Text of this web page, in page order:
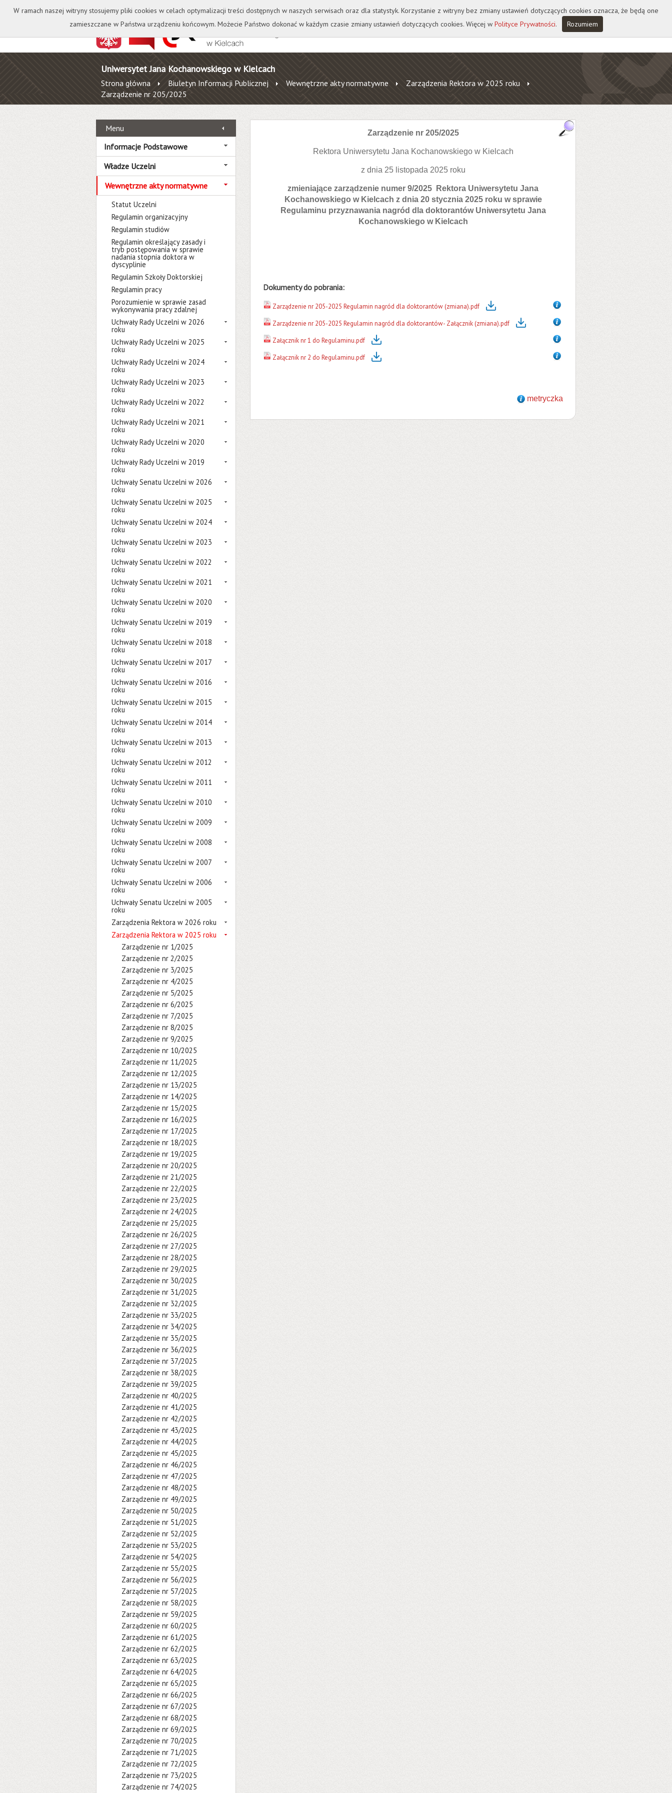
Kontakt Biblioteka Wydawnictwo Wirtualna Uczelnia A A A A
Uniwersytet Jana Kochanowskiego w Kielcach
Strona główna Biuletyn Informacji Publicznej Wewnętrzne akty normatywne
Zarządzenia Rektora w 2025 roku
Zarządzenie nr 205/2025
Menu
Informacje Podstawowe
Władze Uczelni
Wewnętrzne akty normatywne
Statut Uczelni
Regulamin organizacyjny
Regulamin studiów
Regulamin określający zasady i
tryb postępowania w sprawie
nadania stopnia doktora w
dyscyplinie
Regulamin Szkoły Doktorskiej
Regulamin pracy
Porozumienie w sprawie zasad
wykonywania pracy zdalnej
Uchwały Rady Uczelni w 2026
roku
Uchwały Rady Uczelni w 2025
roku
Uchwały Rady Uczelni w 2024
roku
Uchwały Rady Uczelni w 2023
roku
Uchwały Rady Uczelni w 2022
roku
Uchwały Rady Uczelni w 2021
roku
Uchwały Rady Uczelni w 2020
roku
Uchwały Rady Uczelni w 2019
roku
Uchwały Senatu Uczelni w 2026
roku
Uchwały Senatu Uczelni w 2025
roku
Uchwały Senatu Uczelni w 2024
roku
Uchwały Senatu Uczelni w 2023
roku
Uchwały Senatu Uczelni w 2022
roku
Uchwały Senatu Uczelni w 2021
roku
Uchwały Senatu Uczelni w 2020
roku
Uchwały Senatu Uczelni w 2019
roku
Uchwały Senatu Uczelni w 2018
roku
Uchwały Senatu Uczelni w 2017
roku
Uchwały Senatu Uczelni w 2016
roku
Uchwały Senatu Uczelni w 2015
roku
Uchwały Senatu Uczelni w 2014
roku
Uchwały Senatu Uczelni w 2013
roku
Uchwały Senatu Uczelni w 2012
roku
Uchwały Senatu Uczelni w 2011
roku
Uchwały Senatu Uczelni w 2010
roku
Uchwały Senatu Uczelni w 2009
roku
Uchwały Senatu Uczelni w 2008
roku
Uchwały Senatu Uczelni w 2007
roku
Uchwały Senatu Uczelni w 2006
roku
Uchwały Senatu Uczelni w 2005
roku
Zarządzenia Rektora w 2026 roku
Zarządzenia Rektora w 2025 roku
Zarządzenie nr 1/2025
Zarządzenie nr 2/2025
Zarządzenie nr 3/2025
Zarządzenie nr 4/2025
Zarządzenie nr 5/2025
Zarządzenie nr 6/2025
Zarządzenie nr 7/2025
Zarządzenie nr 8/2025
Zarządzenie nr 9/2025
Zarządzenie nr 10/2025
Zarządzenie nr 11/2025
Zarządzenie nr 12/2025
Zarządzenie nr 13/2025
Zarządzenie nr 14/2025
Zarządzenie nr 15/2025
Zarządzenie nr 16/2025
Zarządzenie nr 17/2025
Zarządzenie nr 18/2025
Zarządzenie nr 19/2025
Zarządzenie nr 20/2025
Zarządzenie nr 21/2025
Zarządzenie nr 22/2025
Zarządzenie nr 23/2025
Zarządzenie nr 24/2025
Zarządzenie nr 25/2025
Zarządzenie nr 26/2025
Zarządzenie nr 27/2025
Zarządzenie nr 28/2025
Zarządzenie nr 29/2025
Zarządzenie nr 30/2025
Zarządzenie nr 31/2025
Zarządzenie nr 32/2025
Zarządzenie nr 33/2025
Zarządzenie nr 34/2025
Zarządzenie nr 35/2025
Zarządzenie nr 36/2025
Zarządzenie nr 37/2025
Zarządzenie nr 38/2025
Zarządzenie nr 39/2025
Zarządzenie nr 40/2025
Zarządzenie nr 41/2025
Zarządzenie nr 42/2025
Zarządzenie nr 43/2025
Zarządzenie nr 44/2025
Zarządzenie nr 45/2025
Zarządzenie nr 46/2025
Zarządzenie nr 47/2025
Zarządzenie nr 48/2025
Zarządzenie nr 49/2025
Zarządzenie nr 50/2025
Zarządzenie nr 51/2025
Zarządzenie nr 52/2025
Zarządzenie nr 53/2025
Zarządzenie nr 54/2025
Zarządzenie nr 55/2025
Zarządzenie nr 56/2025
Zarządzenie nr 57/2025
Zarządzenie nr 58/2025
Zarządzenie nr 59/2025
Zarządzenie nr 60/2025
Zarządzenie nr 61/2025
Zarządzenie nr 62/2025
Zarządzenie nr 63/2025
Zarządzenie nr 64/2025
Zarządzenie nr 65/2025
Zarządzenie nr 66/2025
Zarządzenie nr 67/2025
Zarządzenie nr 68/2025
Zarządzenie nr 69/2025
Zarządzenie nr 70/2025
Zarządzenie nr 71/2025
Zarządzenie nr 72/2025
Zarządzenie nr 73/2025
Zarządzenie nr 74/2025
Zarządzenie nr 205/2025
Rektora Uniwersytetu Jana Kochanowskiego w Kielcach
z dnia 25 listopada 2025 roku
zmieniające zarządzenie numer 9/2025 Rektora Uniwersytetu Jana
Kochanowskiego w Kielcach z dnia 20 stycznia 2025 roku w sprawie
Regulaminu przyznawania nagród dla doktorantów Uniwersytetu Jana
Kochanowskiego w Kielcach
Dokumenty do pobrania:
Zarządzenie nr 205-2025 Regulamin nagród dla doktorantów (zmiana).pdf
Zarządzenie nr 205-2025 Regulamin nagród dla doktorantów- Załącznik (zmiana).pdf
Załącznik nr 1 do Regulaminu.pdf
Załącznik nr 2 do Regulaminu.pdf
metryczka
W ramach naszej witryny stosujemy pliki cookies w celach optymalizacji treści dostępnych w naszych serwisach oraz dla statystyk. Korzystanie z witryny bez zmiany ustawień dotyczących cookies oznacza, że będą one
zamieszczane w Państwa urządzeniu końcowym. Możecie Państwo dokonać w każdym czasie zmiany ustawień dotyczących cookies. Więcej w Polityce Prywatności. Rozumiem